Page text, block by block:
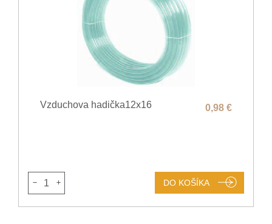
Vzduchova hadička12x16 0,98 €
1 DO KOŠÍKA